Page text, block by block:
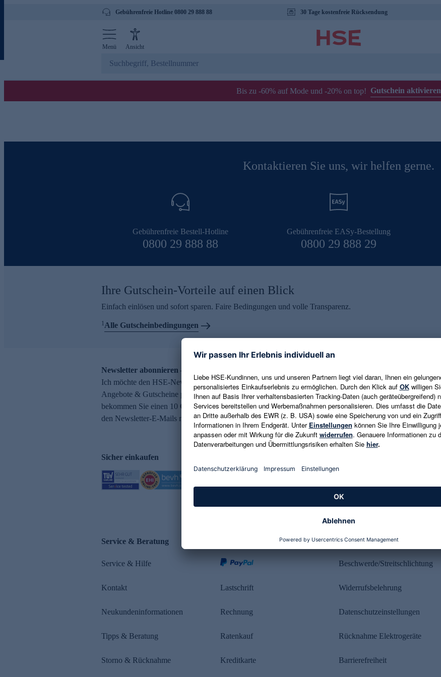
Gebührenfreie Hotline 0800 29 888 88 30 Tage kostenfreie Rücksendung
Menü Ansicht
Bis zu -60% auf Mode und -20% on top! Gutschein aktivieren
Kontaktieren Sie uns, wir helfen gerne.
Gebührenfreie Bestell-Hotline
0800 29 888 88
Gebührenfreie EASy-Bestellung
0800 29 888 29
Ihre Gutschein-Vorteile auf einen Blick
Einfach einlösen und sofort sparen. Faire Bedingungen und volle Transparenz.
1Alle Gutscheinbedingungen
Newsletter abonnieren – 10 € Gutschein erhalten
Ich möchte den HSE-Newsletter abonnieren und aktuelle Trends,
Angebote & Gutscheine per E-Mail erhalten. Als Dankeschön
bekommen Sie einen 10 € Gutschein. Eine Abmeldung ist jederzeit in
den Newsletter-E-Mails möglich.
E-Mail-Adresse eingeben
Es gelten die Datenschutzrichtlinien
Sicher einkaufen
Service & Beratung
Service & Hilfe
Kontakt
Neukundeninformationen
Tipps & Beratung
Storno & Rücknahme
Lastschrift
Rechnung
Ratenkauf
Kreditkarte
Rechtliches
Beschwerde/Streitschlichtung
Widerrufsbelehrung
Datenschutzeinstellungen
Rücknahme Elektrogeräte
Barrierefreiheit